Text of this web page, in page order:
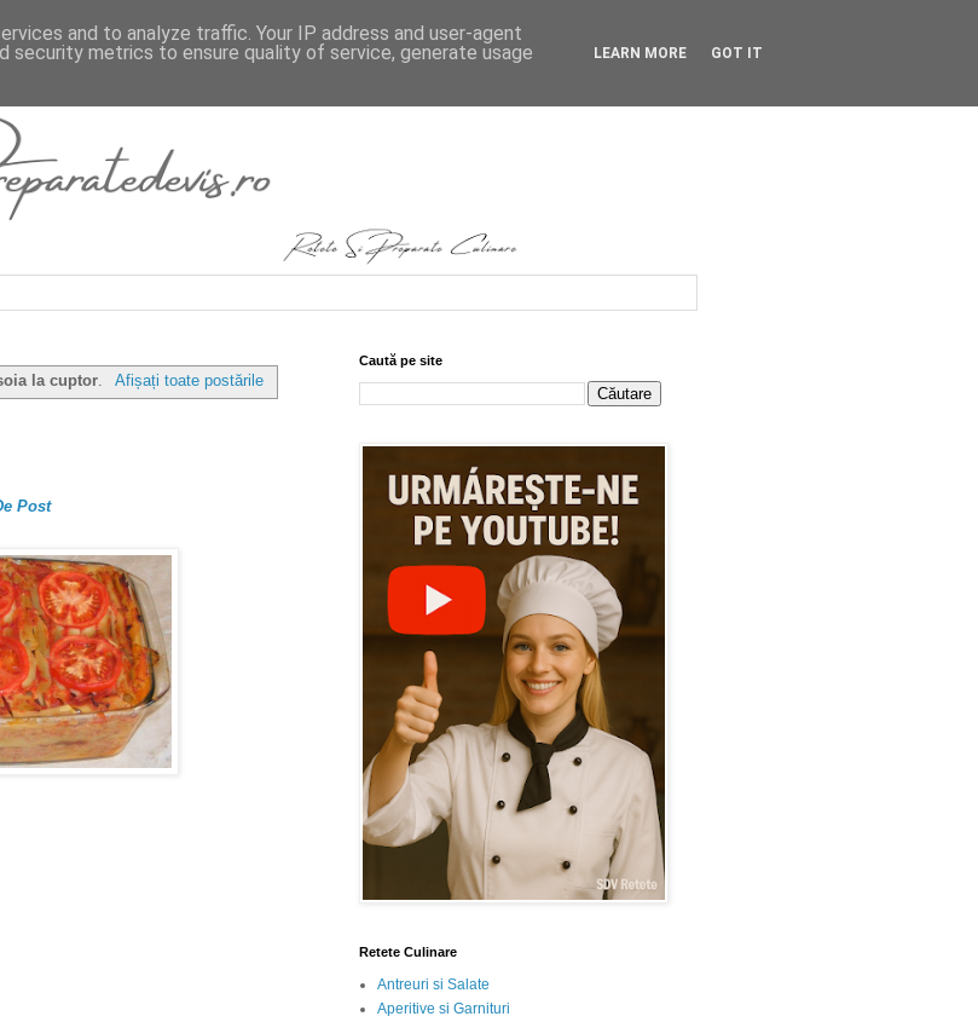
la cuptor. Afișați toate postările
Post
Caută pe site
Retete Culinare
Antreuri si Salate
Aperitive si Garnituri
and to analyze traffic. Your IP address and user-agent
security metrics to ensure quality of service, generate usage
LEARN MORE GOT IT